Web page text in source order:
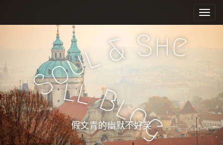
e
n
u
i
c
n
t
e
n
t
Soul & She
llBl
og
假文青的幽默不好笑